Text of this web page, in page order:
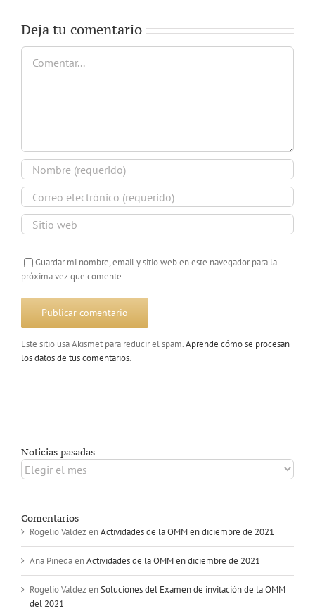
Deja tu comentario
Comentar
Guardar mi nombre, email y sitio web en este navegador para la
próxima vez que comente.
Este sitio usa Akismet para reducir el spam.Aprende cómo se procesan
los datos de tus comentarios.
Noticias pasadas
Noticias
pasadas
Comentarios
Rogelio ValdezenActividades de la OMM en diciembre de 2021
Ana PinedaenActividades de la OMM en diciembre de 2021
Rogelio ValdezenSoluciones del Examen de invitación de la OMM
del 2021